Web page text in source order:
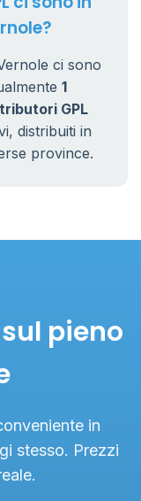
ci sono
1
GPL
distribuiti in
province.
pieno
in
stesso. Prezzi